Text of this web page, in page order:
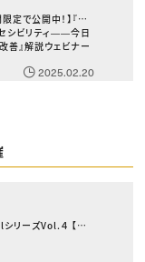
定で公開中！】『We
シビリティ――今日
善』解説ウェビナー
2025.02.20
リーズVol.４ 【小